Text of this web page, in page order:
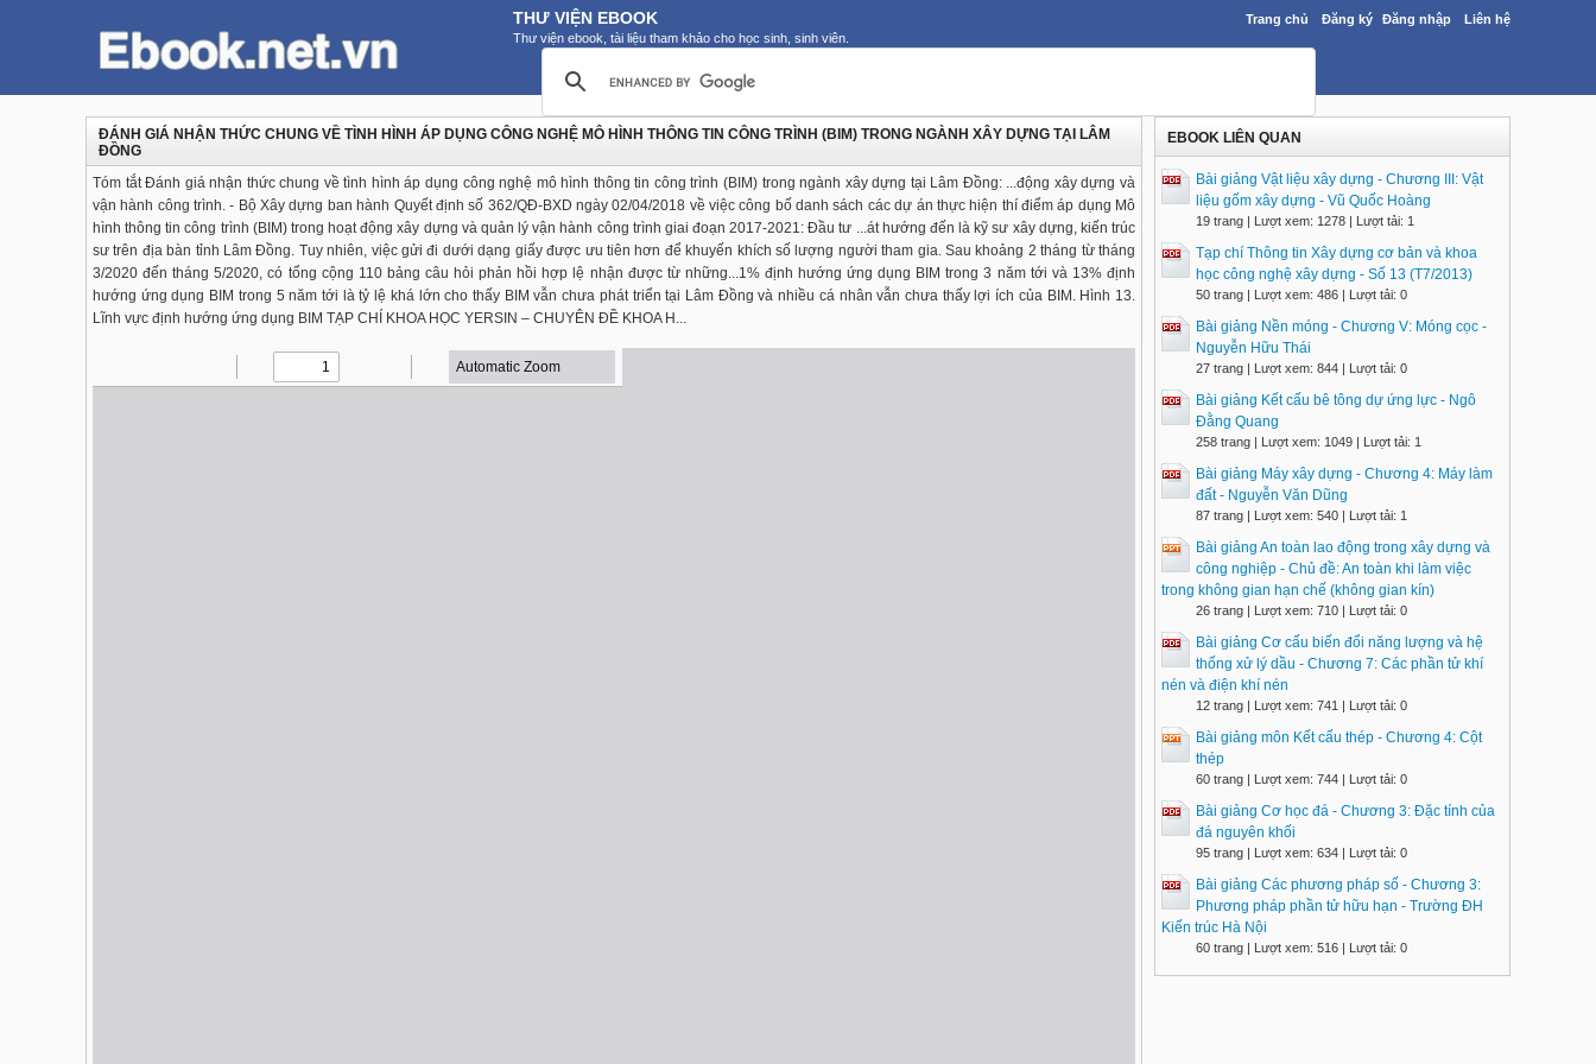
Trang chủ Đăng ký Đăng nhập Liên hệ
THƯ VIỆN EBOOK
Thư viện ebook, tài liệu tham khảo cho học sinh, sinh viên.
ĐÁNH GIÁ NHẬN THỨC CHUNG VỀ TÌNH HÌNH ÁP DỤNG CÔNG NGHỆ MÔ HÌNH THÔNG TIN CÔNG TRÌNH (BIM) TRONG NGÀNH XÂY DỰNG TẠI LÂM
ĐỒNG
Tóm tắt Đánh giá nhận thức chung về tình hình áp dụng công nghệ mô hình thông tin công trình (BIM) trong ngành xây dựng tại Lâm Đồng: ...động xây dựng và
vận hành công trình. - Bộ Xây dựng ban hành Quyết định số 362/QĐ-BXD ngày 02/04/2018 về việc công bố danh sách các dự án thực hiện thí điểm áp dụng Mô
hình thông tin công trình (BIM) trong hoạt động xây dựng và quản lý vận hành công trình giai đoạn 2017-2021: Đầu tư ...át hướng đến là kỹ sư xây dựng, kiến trúc
sư trên địa bàn tỉnh Lâm Đồng. Tuy nhiên, việc gửi đi dưới dạng giấy được ưu tiên hơn để khuyến khích số lượng người tham gia. Sau khoảng 2 tháng từ tháng
3/2020 đến tháng 5/2020, có tổng cộng 110 bảng câu hỏi phản hồi hợp lệ nhận được từ những...1% định hướng ứng dụng BIM trong 3 năm tới và 13% định
hướng ứng dụng BIM trong 5 năm tới là tỷ lệ khá lớn cho thấy BIM vẫn chưa phát triển tại Lâm Đồng và nhiều cá nhân vẫn chưa thấy lợi ích của BIM. Hình 13.
Lĩnh vực định hướng ứng dụng BIM TẠP CHÍ KHOA HỌC YERSIN – CHUYÊN ĐỀ KHOA H...
EBOOK LIÊN QUAN
Bài giảng Vật liệu xây dựng - Chương III: Vật
liệu gốm xây dựng - Vũ Quốc Hoàng
19 trang | Lượt xem: 1278 | Lượt tải: 1
Tạp chí Thông tin Xây dựng cơ bản và khoa
học công nghệ xây dựng - Số 13 (T7/2013)
50 trang | Lượt xem: 486 | Lượt tải: 0
Bài giảng Nền móng - Chương V: Móng cọc -
Nguyễn Hữu Thái
27 trang | Lượt xem: 844 | Lượt tải: 0
Bài giảng Kết cấu bê tông dự ứng lực - Ngô
Đằng Quang
258 trang | Lượt xem: 1049 | Lượt tải: 1
Bài giảng Máy xây dựng - Chương 4: Máy làm
đất - Nguyễn Văn Dũng
87 trang | Lượt xem: 540 | Lượt tải: 1
Bài giảng An toàn lao động trong xây dựng và
công nghiệp - Chủ đề: An toàn khi làm việc
trong không gian hạn chế (không gian kín)
26 trang | Lượt xem: 710 | Lượt tải: 0
Bài giảng Cơ cấu biến đổi năng lượng và hệ
thống xử lý dầu - Chương 7: Các phần tử khí
nén và điện khí nén
12 trang | Lượt xem: 741 | Lượt tải: 0
Bài giảng môn Kết cấu thép - Chương 4: Cột
thép
60 trang | Lượt xem: 744 | Lượt tải: 0
Bài giảng Cơ học đá - Chương 3: Đặc tính của
đá nguyên khối
95 trang | Lượt xem: 634 | Lượt tải: 0
Bài giảng Các phương pháp số - Chương 3:
Phương pháp phần tử hữu hạn - Trường ĐH
Kiến trúc Hà Nội
60 trang | Lượt xem: 516 | Lượt tải: 0